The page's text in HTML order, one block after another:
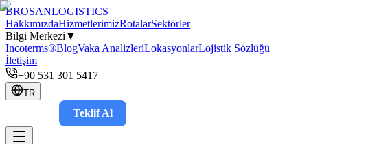
BROSANLOGISTICS
HakkımızdaHizmetlerimizRotalarSektörler
Bilgi Merkezi ▼
Incoterms®BlogVaka AnalizleriLokasyonlarLojistik Sözlüğü
İletişim
+90 531 301 5417
TR
Teklif Al